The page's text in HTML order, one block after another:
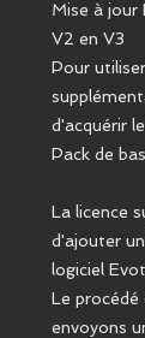
Mise à jour
V2 en V3
Pour
d'acquérir
Pack de
La licence
d'ajouter
logiciel
Le procédé
envoyons